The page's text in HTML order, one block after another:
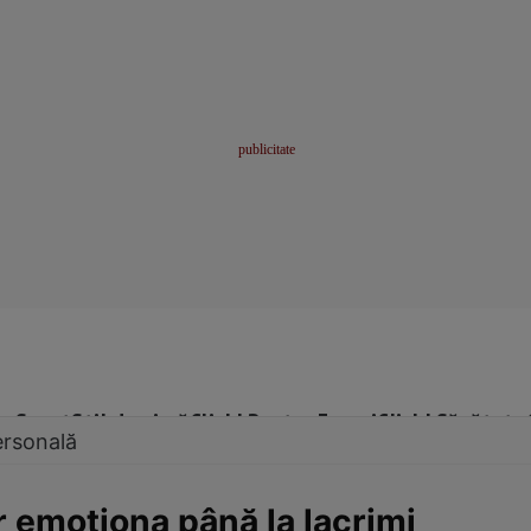
SportStil de viațăClick! Pentru FemeiClick! Sănătate
până la lacrimi